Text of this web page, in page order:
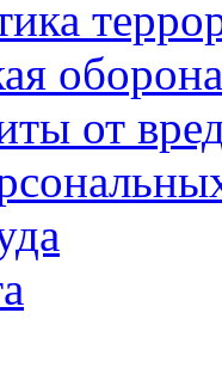
оборона
от